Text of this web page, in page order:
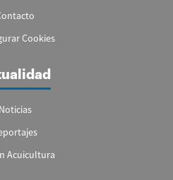
Cookies
Noticias
Acuicultura